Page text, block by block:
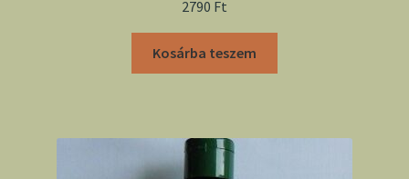
2790 Ft
Kosárba teszem